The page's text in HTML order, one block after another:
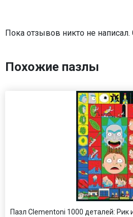
Пока отзывов никто не
Похожие пазлы
Пазл Clementoni 1000 деталей: Рик